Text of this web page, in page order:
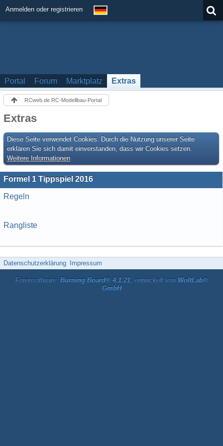
Anmelden oder registrieren
Portal Forum Marktplatz Extras
RCweb.de RC-Modellbau-Portal
Extras
Diese Seite verwendet Cookies. Durch die Nutzung unserer Seite
erklären Sie sich damit einverstanden, dass wir Cookies setzen.
Weitere Informationen
Formel 1 Tippspiel 2016
Regeln
Rangliste
Datenschutzerklärung Impressum
Forensoftware: Burning Board® 4.1.21, entwickelt von WoltLab®
GmbH